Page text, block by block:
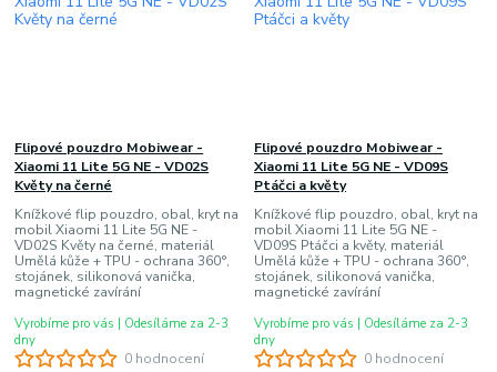
0 hodnocení
Flipové pouzdro Mobiwear -
Xiaomi 11 Lite 5G NE - VD02S
Květy na černé
Knížkové flip pouzdro, obal, kryt na
mobil Xiaomi 11 Lite 5G NE -
VD02S Květy na černé, materiál
Umělá kůže + TPU - ochrana 360°,
stojánek, silikonová vanička,
magnetické zavírání
Vyrobíme pro vás | Odesíláme za 2-3
dny
0 hodnocení
Flipové pouzdro Mobiwear -
Xiaomi 11 Lite 5G NE - VD09S
Ptáčci a květy
Knížkové flip pouzdro, obal, kryt na
mobil Xiaomi 11 Lite 5G NE -
VD09S Ptáčci a květy, materiál
Umělá kůže + TPU - ochrana 360°,
stojánek, silikonová vanička,
magnetické zavírání
Vyrobíme pro vás | Odesíláme za 2-3
dny